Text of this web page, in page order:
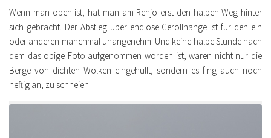
Wenn man oben ist, hat man am Renjo erst den halben Weg hinter
sich gebracht. Der Abstieg über endlose Geröllhänge ist für den ein
oder anderen manchmal unangenehm. Und keine halbe Stunde nach
dem das obige Foto aufgenommen worden ist, waren nicht nur die
Berge von dichten Wolken eingehüllt, sondern es fing auch noch
heftig an, zu schneien.